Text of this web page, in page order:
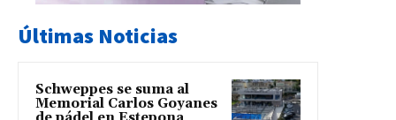
Últimas Noticias
Schweppes se suma al
Memorial Carlos Goyanes